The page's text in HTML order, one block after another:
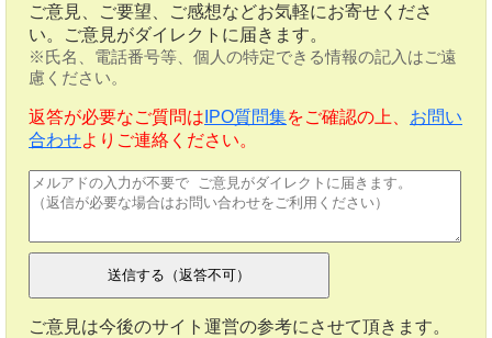
ご意見、ご要望、ご感想などお気軽にお寄せくださ
い。ご意見がダイレクトに届きます。
※氏名、電話番号等、個人の特定できる情報の記入はご遠
慮ください。
返答が必要なご質問は IPO質問集をご確認の上、 お問い
合わせよりご連絡ください。
ご意見は今後のサイト運営の参考にさせて頂きます。